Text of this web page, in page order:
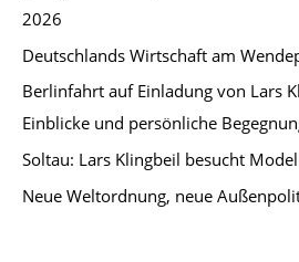
2026
Deutschlands Wirtschaft am
Berlinfahrt auf Einladung von Lars
Einblicke und persönliche
Soltau: Lars Klingbeil besucht
Neue Weltordnung, neue